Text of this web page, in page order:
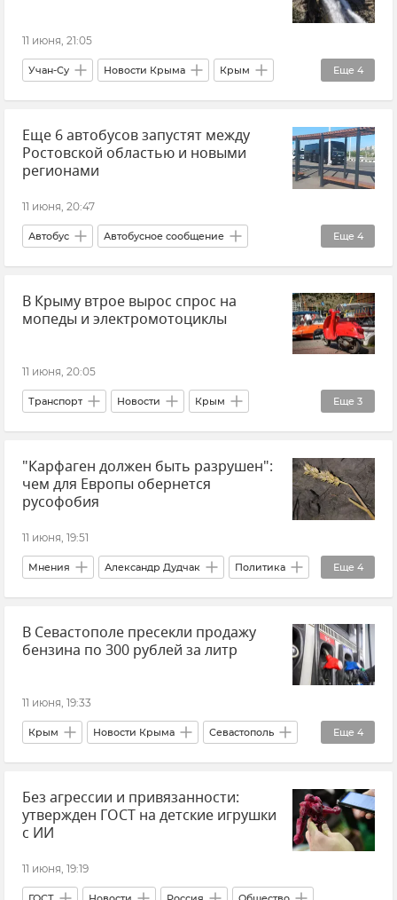
11 июня, 21:05
Еще 4
Учан-Су Новости Крыма Крым
ФГБУ "Заповедный Крым"
Заповедники Крыма Отдых в Крыму
Туризм в Крыму
Еще 6 автобусов запустят между
Ростовской областью и новыми
регионами
11 июня, 20:47
Еще 4
Автобус Автобусное сообщение
Ростовская область Новые регионы России
Росавтотранс Новости
В Крыму втрое вырос спрос на
мопеды и электромотоциклы
11 июня, 20:05
Еще 3
Транспорт Новости Крым
Новости Крыма Торговля Статистика
"Карфаген должен быть разрушен":
чем для Европы обернется
русофобия
11 июня, 19:51
Еще 4
Мнения Александр Дудчак Политика
Внешняя политика Россия Европа
Европейский Союз (ЕС)
В Севастополе пресекли продажу
бензина по 300 рублей за литр
11 июня, 19:33
Еще 4
Крым Новости Крыма Севастополь
Новости Севастополя Полиция Севастополя
Дефицит топлива в Крыму Топливо в Крыму
Без агрессии и привязанности:
утвержден ГОСТ на детские игрушки
с ИИ
11 июня, 19:19